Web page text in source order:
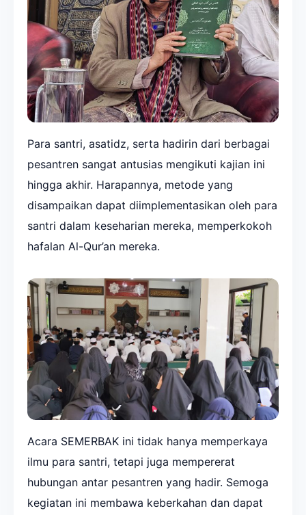
Para santri, asatidz, serta hadirin dari berbagai
pesantren sangat antusias mengikuti kajian ini
hingga akhir. Harapannya, metode yang
disampaikan dapat diimplementasikan oleh para
santri dalam keseharian mereka, memperkokoh
hafalan Al-Qur’an mereka.
Acara SEMERBAK ini tidak hanya memperkaya
ilmu para santri, tetapi juga mempererat
hubungan antar pesantren yang hadir. Semoga
kegiatan ini membawa keberkahan dan dapat